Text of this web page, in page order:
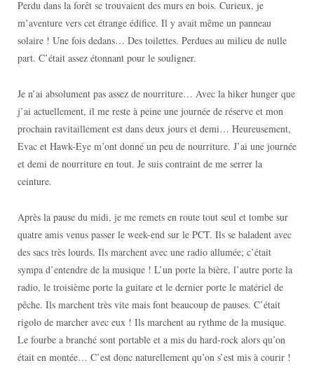
Perdu dans la forêt se trouvaient des murs en bois. Curieux, je
m’aventure vers cet étrange édifice. Il y avait même un panneau
solaire ! Une fois dedans… Des toilettes. Perdues au milieu de nulle
part. C’était assez étonnant pour le souligner.
Je n’ai absolument pas assez de nourriture… Avec la hiker hunger que
j’ai actuellement, il me reste à peine une journée de réserve et mon
prochain ravitaillement est dans deux jours et demi… Heureusement,
Evac et Hawk-Eye m’ont donné un peu de nourriture. J’ai une journée
et demi de nourriture en tout. Je suis contraint de me serrer la
ceinture.
Après la pause du midi, je me remets en route tout seul et tombe sur
quatre amis venus passer le week-end sur le PCT. Ils se baladent avec
des sacs très lourds. Ils marchent avec une radio allumée; c’était
sympa d’entendre de la musique ! L’un porte la bière, l’autre porte la
radio, le troisième porte la guitare et le dernier porte le matériel de
pêche. Ils marchent très vite mais font beaucoup de pauses. C’était
rigolo de marcher avec eux ! Ils marchent au rythme de la musique.
Le fourbe a branché sont portable et a mis du hard-rock alors qu’on
était en montée… C’est donc naturellement qu’on s’est mis à courir !